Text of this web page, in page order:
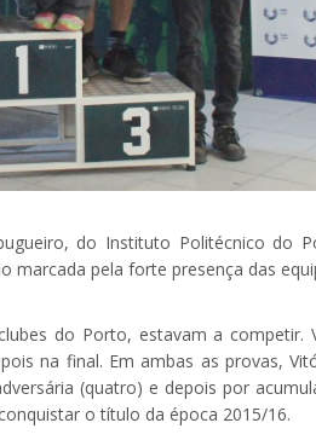
do Instituto Politécnico do
pela forte presença das
do Porto, estavam a competir.
na final. Em ambas as provas,
(quatro) e depois por
o título da época 2015/16.